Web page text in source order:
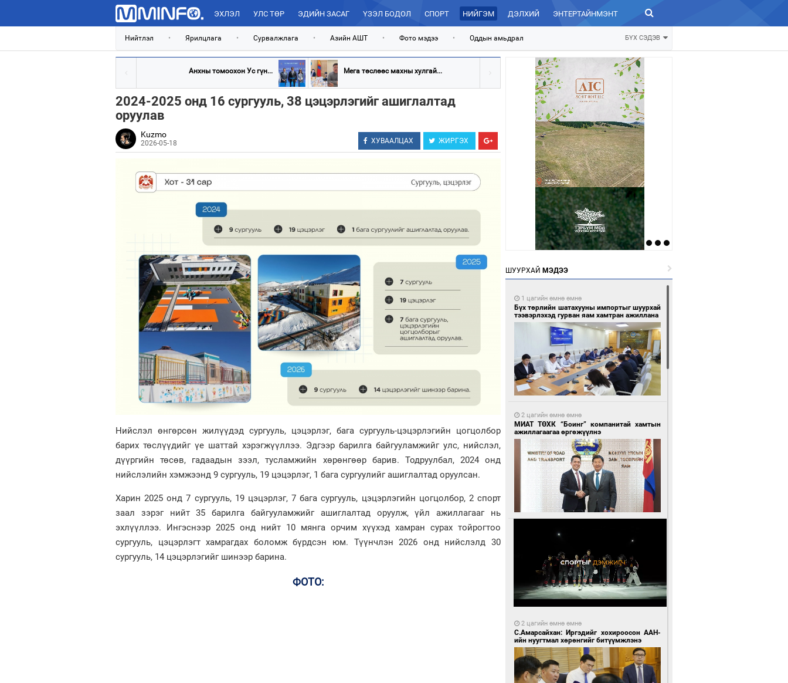
ЭХЛЭЛ УЛС ТӨР ЭДИЙН ЗАСАГ ҮЗЭЛ БОДОЛ СПОРТ НИЙГЭМ ДЭЛХИЙ ЭНТЕРТАЙНМЭНТ ЗУРХАЙ
Нийтлэл • Ярилцлага • Сурвалжлага • Азийн АШТ • Фото мэдээ • Оддын амьдрал БҮХ СЭДЭВ
Анхны томоохон Ус гүн... Мега төслөөс махны хулгай...
2024-2025 онд 16 сургууль, 38 цэцэрлэгийг ашиглалтад
оруулав
Kuzmo
2026-05-18 ХУВААЛЦАХ ЖИРГЭХ
Нийслэл өнгөрсөн жилүүдэд сургууль, цэцэрлэг, бага сургууль-цэцэрлэгийн цогцолбор
барих төслүүдийг үе шаттай хэрэгжүүллээ. Эдгээр барилга байгууламжийг улс, нийслэл,
дүүргийн төсөв, гадаадын зээл, тусламжийн хөрөнгөөр барив. Тодруулбал, 2024 онд
нийслэлийн хэмжээнд 9 сургууль, 19 цэцэрлэг, 1 бага сургуулийг ашиглалтад оруулсан.
Харин 2025 онд 7 сургууль, 19 цэцэрлэг, 7 бага сургууль, цэцэрлэгийн цогцолбор, 2 спорт
заал зэрэг нийт 35 барилга байгууламжийг ашиглалтад оруулж, үйл ажиллагааг нь
эхлүүллээ. Ингэснээр 2025 онд нийт 10 мянга орчим хүүхэд хамран сурах тойрогтоо
сургууль, цэцэрлэгт хамрагдах боломж бүрдсэн юм. Түүнчлэн 2026 онд нийслэлд 30
сургууль, 14 цэцэрлэгийг шинээр барина.
ФОТО:
ШУУРХАЙ МЭДЭЭ
1 цагийн өмнө өмнө
Бүх төрлийн шатахууны импортыг шуурхай
тээвэрлэхэд гурван яам хамтран ажиллана
2 цагийн өмнө өмнө
МИАТ ТӨХК “Боинг” компанитай хамтын
ажиллагаагаа өргөжүүлнэ
2 цагийн өмнө өмнө
С.Амарсайхан: Иргэдийг хохироосон ААН-
ийн нуугтмал хөрөнгийг битүүмжлэнэ